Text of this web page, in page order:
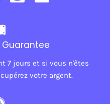
7 jours et si vous n'êtes
votre argent.